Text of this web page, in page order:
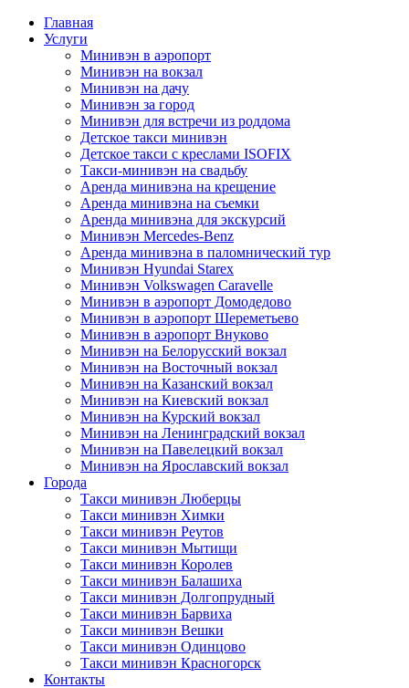
Главная
Услуги
Минивэн в аэропорт
Минивэн на вокзал
Минивэн на дачу
Минивэн за город
Минивэн для встречи из роддома
Детское такси минивэн
Детское такси с креслами ISOFIX
Такси-минивэн на свадьбу
Аренда минивэна на крещение
Аренда минивэна на съемки
Аренда минивэна для экскурсий
Минивэн Mercedes-Benz
Аренда минивэна в паломнический тур
Минивэн Hyundai Starex
Минивэн Volkswagen Caravelle
Минивэн в аэропорт Домодедово
Минивэн в аэропорт Шереметьево
Минивэн в аэропорт Внуково
Минивэн на Белорусский вокзал
Минивэн на Восточный вокзал
Минивэн на Казанский вокзал
Минивэн на Киевский вокзал
Минивэн на Курский вокзал
Минивэн на Ленинградский вокзал
Минивэн на Павелецкий вокзал
Минивэн на Ярославский вокзал
Города
Такси минивэн Люберцы
Такси минивэн Химки
Такси минивэн Реутов
Такси минивэн Мытищи
Такси минивэн Королев
Такси минивэн Балашиха
Такси минивэн Долгопрудный
Такси минивэн Барвиха
Такси минивэн Вешки
Такси минивэн Одинцово
Такси минивэн Красногорск
Контакты